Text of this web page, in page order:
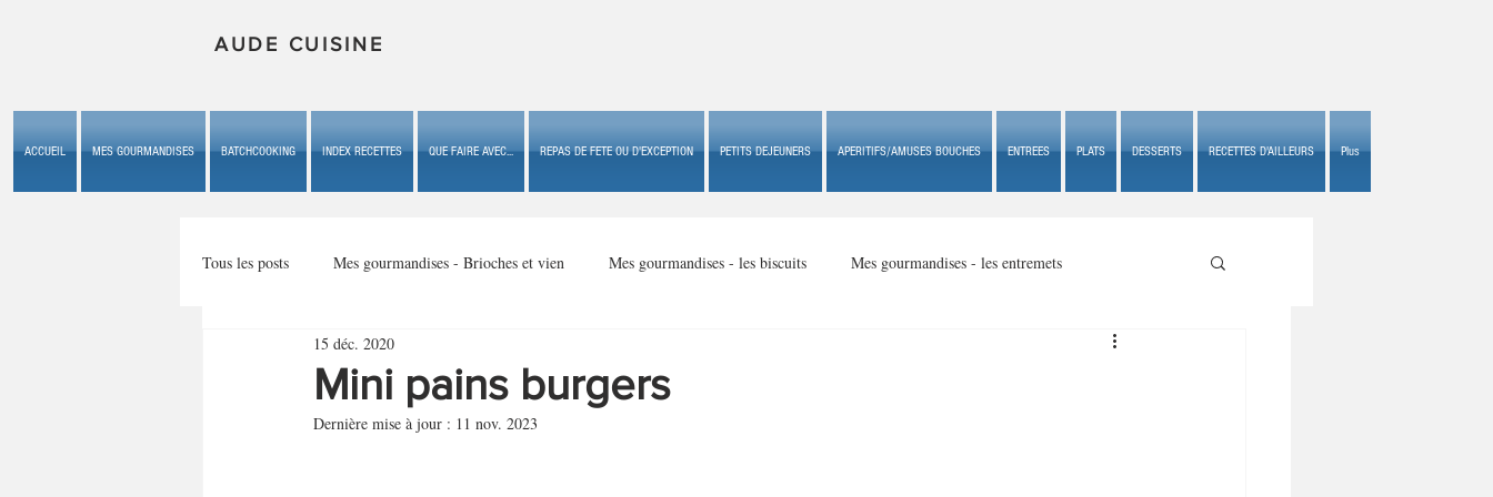
AUDE CUISINE
ACCUEIL MES GOURMANDISES BATCHCOOKING INDEX RECETTES QUE FAIRE AVEC... REPAS DE FETE OU D'EXCEPTION PETITS DEJEUNERS APERITIFS/AMUSES BOUCHES ENTREES PLATS DESSERTS RECETTES D'AILLEURS Plus
Tous les posts Mes gourmandises - Brioches et vien Mes gourmandises - les biscuits Mes gourmandises - les entremets
Mes gourmandises - les gâteaux du b
Mes gourmandises - plaisirs d'enfan
Mini pains burgers
15 déc. 2020
Dernière mise à jour : 11 nov. 2023